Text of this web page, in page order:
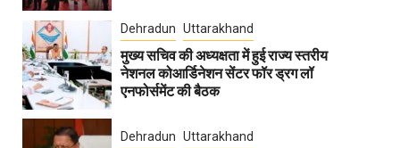
Dehradun Uttarakhand
मुख्य सचिव की अध्यक्षता में हुई राज्य स्तरीय
नेशनल कोआर्डिनेशन सेंटर फॉर ड्रग लॉ
एनफोर्समेंट की बैठक
Dehradun Uttarakhand